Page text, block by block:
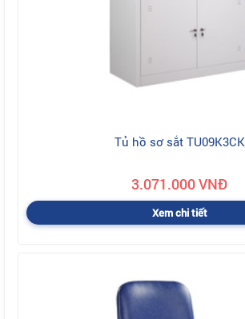
Tủ hồ sơ sắt TU09K3CK
3.071.000 VNĐ
Xem chi tiết